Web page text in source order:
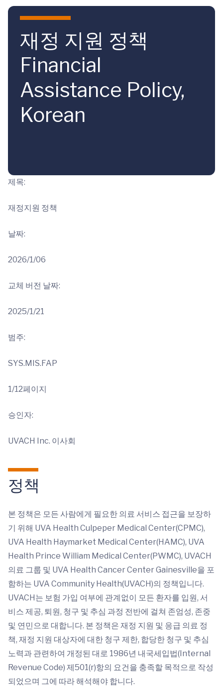
Skip to main content
재정 지원 정책
Financial
Assistance Policy,
Korean
제목:
재정지원 정책
날짜:
2026/1/06
교체 버전 날짜:
2025/1/21
범주:
SYS.MIS.FAP
1/12페이지
승인자:
UVACH Inc. 이사회
정책
본 정책은 모든 사람에게 필요한 의료 서비스 접근을 보장하
기 위해 UVA Health Culpeper Medical Center(CPMC),
UVA Health Haymarket Medical Center(HAMC), UVA
Health Prince William Medical Center(PWMC), UVACH
의료 그룹 및 UVA Health Cancer Center Gainesville을 포
함하는 UVA Community Health(UVACH)의 정책입니다.
UVACH는 보험 가입 여부에 관계없이 모든 환자를 입원, 서
비스 제공, 퇴원, 청구 및 추심 과정 전반에 걸쳐 존엄성, 존중
및 연민으로 대합니다. 본 정책은 재정 지원 및 응급 의료 정
책, 재정 지원 대상자에 대한 청구 제한, 합당한 청구 및 추심
노력과 관련하여 개정된 대로 1986년 내국세입법(Internal
Revenue Code) 제501(r)항의 요건을 충족할 목적으로 작성
되었으며 그에 따라 해석해야 합니다.